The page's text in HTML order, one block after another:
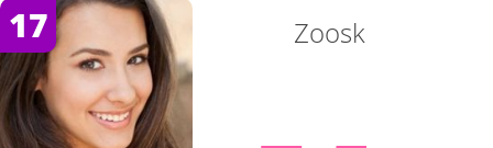
17 Zoosk